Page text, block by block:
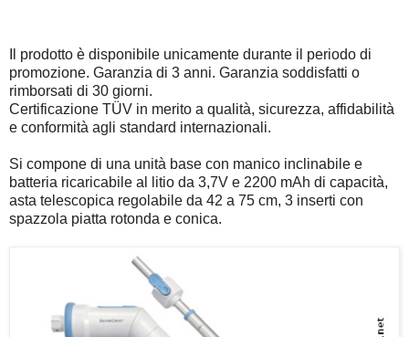
Il prodotto è disponibile unicamente durante il periodo di
promozione. Garanzia di 3 anni. Garanzia soddisfatti o
rimborsati di 30 giorni.
Certificazione TÜV in merito a qualità, sicurezza, affidabilità
e conformità agli standard internazionali.
Si compone di una unità base con manico inclinabile e
batteria ricaricabile al litio da 3,7V e 2200 mAh di capacità,
asta telescopica regolabile da 42 a 75 cm, 3 inserti con
spazzola piatta rotonda e conica.